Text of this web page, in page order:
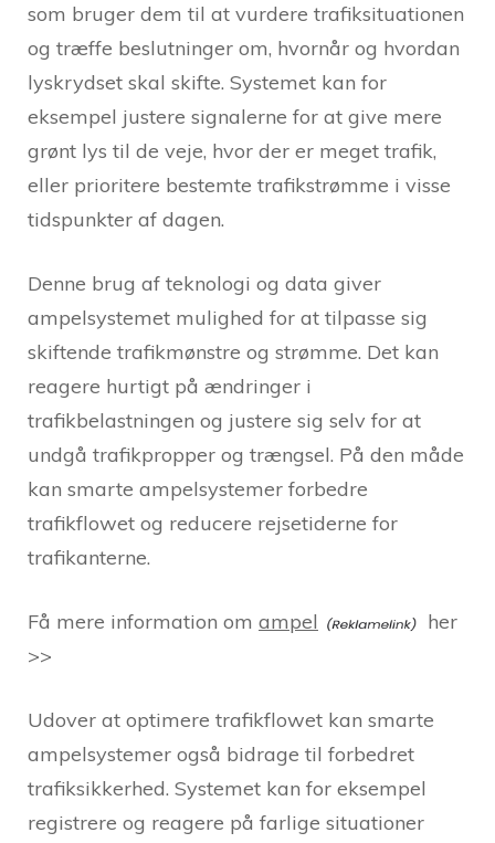
som bruger dem til at vurdere trafiksituationen
og træffe beslutninger om, hvornår og hvordan
lyskrydset skal skifte. Systemet kan for
eksempel justere signalerne for at give mere
grønt lys til de veje, hvor der er meget trafik,
eller prioritere bestemte trafikstrømme i visse
tidspunkter af dagen.
Denne brug af teknologi og data giver
ampelsystemet mulighed for at tilpasse sig
skiftende trafikmønstre og strømme. Det kan
reagere hurtigt på ændringer i
trafikbelastningen og justere sig selv for at
undgå trafikpropper og trængsel. På den måde
kan smarte ampelsystemer forbedre
trafikflowet og reducere rejsetiderne for
trafikanterne.
Få mere information om ampel
her
>>
Udover at optimere trafikflowet kan smarte
ampelsystemer også bidrage til forbedret
trafiksikkerhed. Systemet kan for eksempel
registrere og reagere på farlige situationer